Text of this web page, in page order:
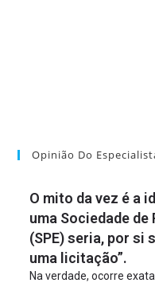
Opinião Do
O mito da vez é a
uma Sociedade
(SPE) seria, por si
uma licitação”.
Na verdade, ocorre